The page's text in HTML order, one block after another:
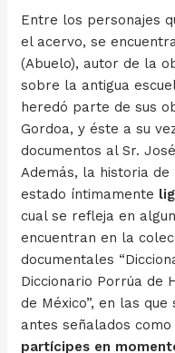
Entre los personajes
el acervo, se
(Abuelo), autor de la
sobre la antigua
heredó parte de sus
Gordoa, y éste a su
documentos al Sr.
Además, la historia
estado íntimamente
cual se refleja en
encuentran en la
documentales
Diccionario Porrúa de
de México”, en las
antes señalados
partícipes en